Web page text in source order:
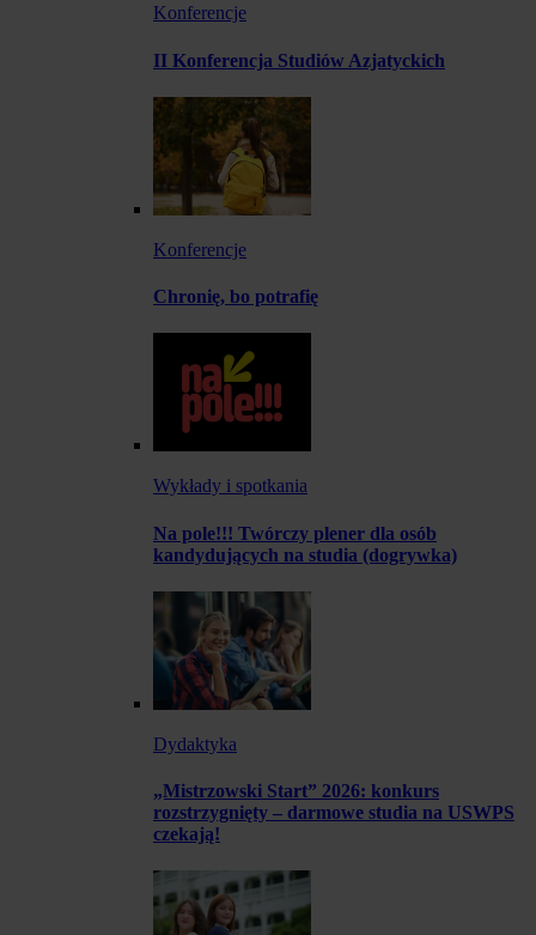
Konferencje
II Konferencja Studiów Azjatyckich
Konferencje
Chronię, bo potrafię
Wykłady i spotkania
Na pole!!! Twórczy plener dla osób
kandydujących na studia (dogrywka)
Dydaktyka
„Mistrzowski Start” 2026: konkurs
rozstrzygnięty – darmowe studia na USWPS
czekają!